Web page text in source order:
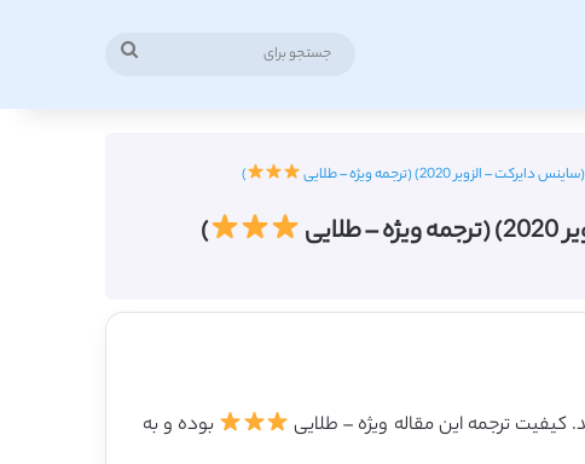
2020) (ترجمه ویژه – طلایی )
)
بوده و به